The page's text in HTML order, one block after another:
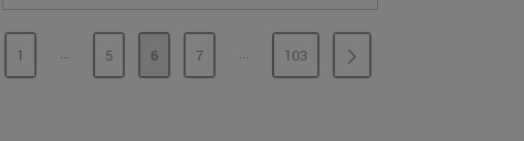
PÀGINA
1 ...PÀGINES INTERMÈDIES
PÀGINA
5 PÀGINA
6 PÀGINA
7 ...PÀGINES INTERMÈDIES
PÀGINA
103